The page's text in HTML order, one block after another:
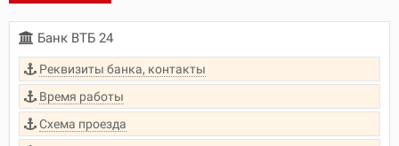
Банк ВТБ 24
Реквизиты банка, контакты
Время работы
Схема проезда